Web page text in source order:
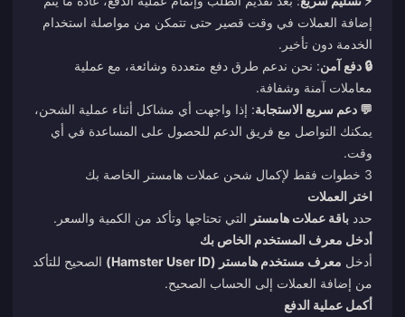
إضافة العملات في وقت قصير حتى تتمكن من مواصلة استخدام
الخدمة دون تأخير.
🔒 دفع آمن: نحن ندعم طرق دفع متعددة وشائعة، مع عملية
معاملات آمنة وشفافة.
💬 دعم سريع الاستجابة: إذا واجهت أي مشاكل أثناء عملية الشحن،
يمكنك التواصل مع فريق الدعم للحصول على المساعدة في أي
وقت.
3 خطوات فقط لإكمال شحن عملات هامستر الخاصة بك
اختر العملات
حدد باقة عملات هامستر التي تحتاجها وتأكد من الكمية والسعر.
أدخل معرف المستخدم الخاص بك
أدخل معرف مستخدم هامستر (Hamster User ID)
الصحيح للتأكد
من إضافة العملات إلى الحساب الصحيح.
أكمل عملية الدفع